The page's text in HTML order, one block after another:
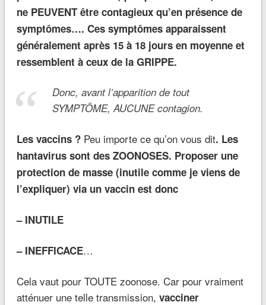
ne PEUVENT être contagieux qu’en présence de
symptômes…. Ces symptômes apparaissent
généralement après 15 à 18 jours en moyenne et
ressemblent à ceux de la GRIPPE.
Donc, avant l’apparition de tout
SYMPTÔME, AUCUNE contagion.
Les vaccins ?Peu importe ce qu’on vous dit. Les
hantavirus sont des ZOONOSES. Proposer une
protection de masse (inutile comme je viens de
l’expliquer) via un vaccin est donc
– INUTILE
– INEFFICACE…
Cela vaut pour TOUTE zoonose. Car pour vraiment
atténuer une telle transmission, vacciner